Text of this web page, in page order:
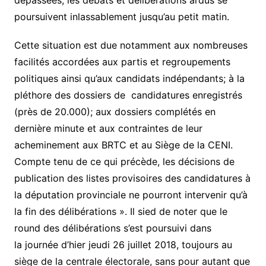
poursuivent inlassablement jusqu’au petit matin.
Cette situation est due notamment aux nombreuses
facilités accordées aux partis et regroupements
politiques ainsi qu’aux candidats indépendants; à la
pléthore des dossiers de candidatures enregistrés
(près de 20.000); aux dossiers complétés en
dernière minute et aux contraintes de leur
acheminement aux BRTC et au Siège de la CENI.
Compte tenu de ce qui précède, les décisions de
publication des listes provisoires des candidatures à
la députation provinciale ne pourront intervenir qu’à
la fin des délibérations ». Il sied de noter que le
round des délibérations s’est poursuivi dans
la journée d’hier jeudi 26 juillet 2018, toujours au
siège de la centrale électorale, sans pour autant que